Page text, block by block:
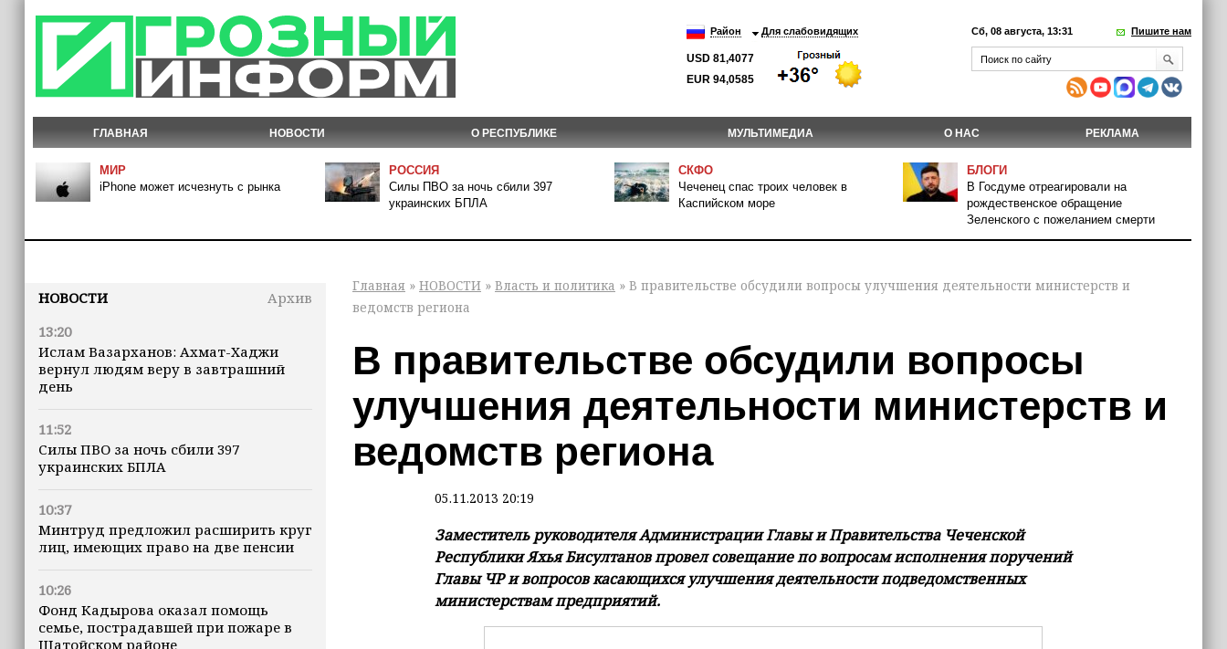
Район Для слабовидящих
USD 81,4077
EUR 94,0585
Сб, 08 августа, 13:31 Пишите нам
ГЛАВНАЯ НОВОСТИ О РЕСПУБЛИКЕ МУЛЬТИМЕДИА О НАС РЕКЛАМА
МИР
iPhone может исчезнуть с рынка
РОССИЯ
Силы ПВО за ночь сбили 397
украинских БПЛА
СКФО
Чеченец спас троих человек в
Каспийском море
БЛОГИ
В Госдуме отреагировали на
рождественское обращение
Зеленского с пожеланием смерти
НОВОСТИ
Архив
13:20
Ислам Вазарханов: Ахмат-Хаджи
вернул людям веру в завтрашний
день
11:52
Силы ПВО за ночь сбили 397
украинских БПЛА
10:37
Минтруд предложил расширить круг
лиц, имеющих право на две пенсии
10:26
Фонд Кадырова оказал помощь
семье, пострадавшей при пожаре в
Шатойском районе
Главная » НОВОСТИ » Власть и политика » В правительстве обсудили вопросы улучшения деятельности министерств и
ведомств региона
В правительстве обсудили вопросы
улучшения деятельности министерств и
ведомств региона
05.11.2013 20:19
Заместитель руководителя Администрации Главы и Правительства Чеченской
Республики Яхья Бисултанов провел совещание по вопросам исполнения поручений
Главы ЧР и вопросов касающихся улучшения деятельности подведомственных
министерствам предприятий.